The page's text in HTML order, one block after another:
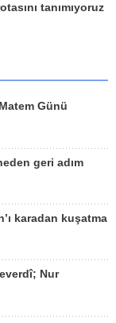
tanımıyoruz
Günü
geri adım
karadan kuşatma
Nur